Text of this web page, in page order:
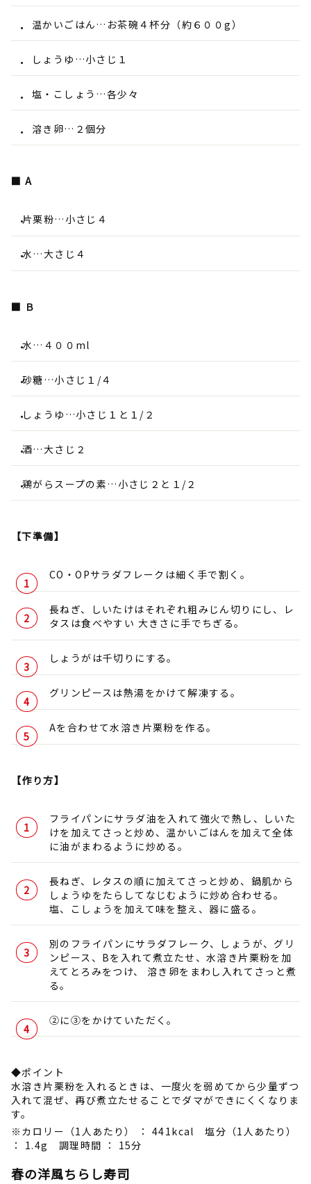
温かいごはん…お茶碗４杯分（約６００g）
しょうゆ…小さじ１
塩・こしょう…各少々
溶き卵…２個分
■ A
片栗粉…小さじ４
水…大さじ４
■ Ｂ
水…４００ml
砂糖…小さじ１/４
しょうゆ…小さじ１と１/２
酒…大さじ２
鶏がらスープの素…小さじ２と１/２
【下準備】
CO・OPサラダフレークは細く手で割く。
長ねぎ、しいたけはそれぞれ粗みじん切りにし、レ
タスは食べやすい 大きさに手でちぎる。
しょうがは千切りにする。
グリンピースは熱湯をかけて解凍する。
Aを合わせて水溶き片栗粉を作る。
【作り方】
フライパンにサラダ油を入れて強火で熱し、しいた
けを加えてさっと炒め、温かいごはんを加えて全体
に油がまわるように炒める。
長ねぎ、レタスの順に加えてさっと炒め、鍋肌から
しょうゆをたらしてなじむように炒め合わせる。
塩、こしょうを加えて味を整え、器に盛る。
別のフライパンにサラダフレーク、しょうが、グリ
ンピース、Bを入れて煮立たせ、水溶き片栗粉を加
えてとろみをつけ、 溶き卵をまわし入れてさっと煮
る。
②に③をかけていただく。
◆ポイント
水溶き片栗粉を入れるときは、一度火を弱めてから少量ずつ
入れて混ぜ、再び煮立たせることでダマができにくくなりま
す。
※カロリー（1人あたり） ： 441kcal 塩分（1人あたり）
： 1.4g 調理時間 ： 15分
春の洋風ちらし寿司